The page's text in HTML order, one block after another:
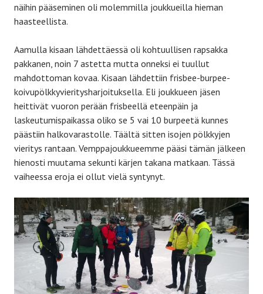
näihin pääseminen oli molemmilla joukkueilla hieman
haasteellista.
Aamulla kisaan lähdettäessä oli kohtuullisen rapsakka
pakkanen, noin 7 astetta mutta onneksi ei tuullut
mahdottoman kovaa. Kisaan lähdettiin frisbee-burpee-
koivupölkkyvieritysharjoituksella. Eli joukkueen jäsen
heittivät vuoron perään frisbeellä eteenpäin ja
laskeutumispaikassa oliko se 5 vai 10 burpeetä kunnes
päästiin halkovarastolle. Täältä sitten isojen pölkkyjen
vieritys rantaan. Vemppajoukkueemme pääsi tämän jälkeen
hienosti muutama sekunti kärjen takana matkaan. Tässä
vaiheessa eroja ei ollut vielä syntynyt.